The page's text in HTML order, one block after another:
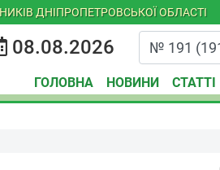
ДНІПРОПЕТРОВСЬКОЇ ОБЛАСТІ
08.08.2026
ГОЛОВНА НОВИНИ СТАТТІ